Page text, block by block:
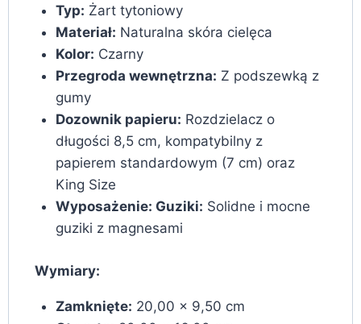
Typ: Żart tytoniowy
Materiał: Naturalna skóra cielęca
Kolor: Czarny
Przegroda wewnętrzna: Z podszewką z
gumy
Dozownik papieru: Rozdzielacz o
długości 8,5 cm, kompatybilny z
papierem standardowym (7 cm) oraz
King Size
Wyposażenie: Guziki: Solidne i mocne
guziki z magnesami
Wymiary:
Zamknięte: 20,00 x 9,50 cm